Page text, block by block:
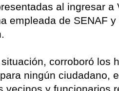
al ingresar a
empleada de SENAF
corroboró los
ningún ciudadano,
vecinos y funcionarios